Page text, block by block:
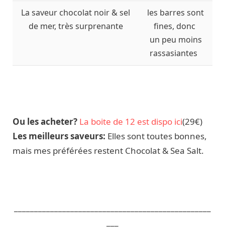
La saveur chocolat noir & sel
de mer, très surprenante
les barres sont
fines, donc
un peu moins
rassasiantes
Ou les acheter? La boite de 12 est dispo ici(29€)
Les meilleurs saveurs: Elles sont toutes bonnes,
mais mes préférées restent Chocolat & Sea Salt.